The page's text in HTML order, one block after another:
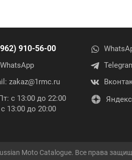
910-56-00
WhatsApp
zakaz@1rmc.ru
с 13:00 до 22:00
13:00 до 20:00
Moto Catalogue. Все права